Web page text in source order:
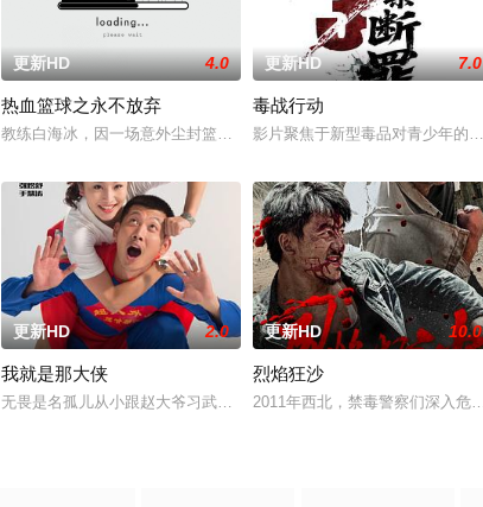
银两，身陷囹圄在即，叶庭急召其子叶护相见。叶护心知父亲蒙冤
更新HD 4.0
热血篮球之永不放弃
教练白海冰，因一场意外尘封篮球梦。为完成病危师兄的嘱托，他接
更新HD 7.0
毒战行动
影片聚焦于新型毒品对青少年的
世界遗忘自己，转眼已是四年。失去挚友、挚爱与亲人的陪伴，他
更新HD 2.0
我就是那大侠
无畏是名孤儿从小跟赵大爷习武收废品，做事一根筋的他总被误解。
更新HD 10.0
烈焰狂沙
2011年西北，禁毒警察们深入危